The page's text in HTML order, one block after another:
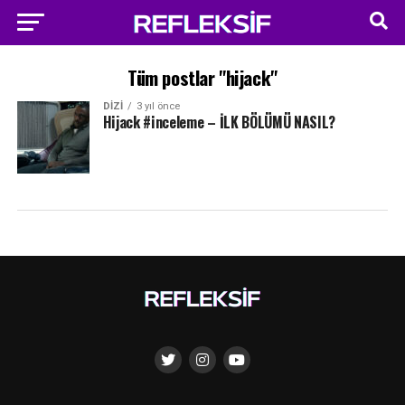
Tüm postlar "hijack"
DIZI 3 yıl önce
Hijack #inceleme – İLK BÖLÜMÜ NASIL?